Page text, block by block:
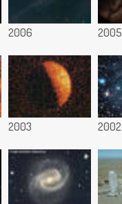
2006 2005
2003 2002